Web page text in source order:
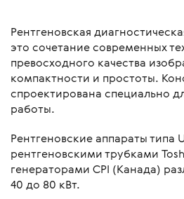
Рентгеновская
это сочетание современных
превосходного качества
компактности и простоты.
спроектирована специально
работы.
Рентгеновские аппараты типа
рентгеновскими трубками
генераторами CPI (Канада)
40 до 80 кВт.